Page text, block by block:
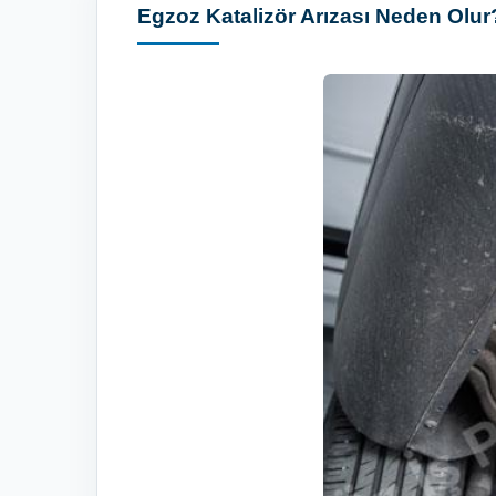
Egzoz Katalizör Arızası Neden